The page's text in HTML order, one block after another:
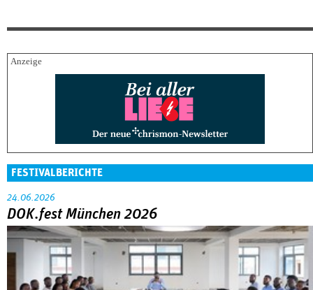
FESTIVALBERICHTE
24.06.2026
DOK.fest München 2026